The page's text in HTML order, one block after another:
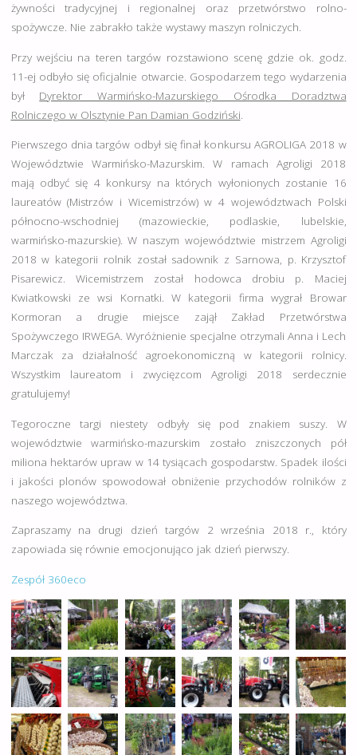
żywności tradycyjnej i regionalnej oraz przetwórstwo rolno-
spożywcze. Nie zabrakło także wystawy maszyn rolniczych.
Przy wejściu na teren targów rozstawiono scenę gdzie ok. godz.
11-ej odbyło się oficjalnie otwarcie. Gospodarzem tego wydarzenia
był Dyrektor Warmińsko-Mazurskiego Ośrodka Doradztwa
Rolniczego w Olsztynie Pan Damian Godziński.
Pierwszego dnia targów odbył się finał konkursu AGROLIGA 2018 w
Województwie Warmińsko-Mazurskim. W ramach Agroligi 2018
mają odbyć się 4 konkursy na których wyłonionych zostanie 16
laureatów (Mistrzów i Wicemistrzów) w 4 województwach Polski
północno-wschodniej (mazowieckie, podlaskie, lubelskie,
warmińsko-mazurskie). W naszym województwie mistrzem Agroligi
2018 w kategorii rolnik został sadownik z Sarnowa, p. Krzysztof
Pisarewicz. Wicemistrzem został hodowca drobiu p. Maciej
Kwiatkowski ze wsi Kornatki. W kategorii firma wygrał Browar
Kormoran a drugie miejsce zajął Zakład Przetwórstwa
Spożywczego IRWEGA. Wyróżnienie specjalne otrzymali Anna i Lech
Marczak za działalność agroekonomiczną w kategorii rolnicy.
Wszystkim laureatom i zwycięzcom Agroligi 2018 serdecznie
gratulujemy!
Tegoroczne targi niestety odbyły się pod znakiem suszy. W
województwie warmińsko-mazurskim zostało zniszczonych pół
miliona hektarów upraw w 14 tysiącach gospodarstw. Spadek ilości
i jakości plonów spowodował obniżenie przychodów rolników z
naszego województwa.
Zapraszamy na drugi dzień targów 2 września 2018 r., który
zapowiada się równie emocjonująco jak dzień pierwszy.
Zespół 360eco